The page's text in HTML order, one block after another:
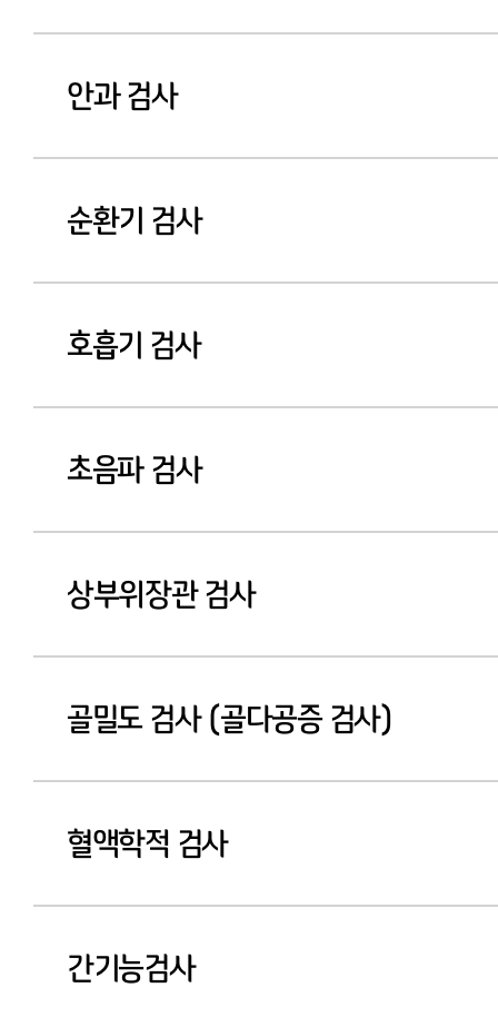
안과 검사
순환기 검사
호흡기 검사
초음파 검사
상부위장관 검사
골밀도 검사 (골다공증 검사)
혈액학적 검사
간기능검사